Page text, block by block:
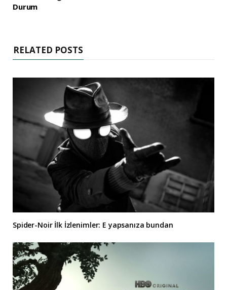
Durum
RELATED POSTS
Spider-Noir İlk İzlenimler: E yapsanıza bundan